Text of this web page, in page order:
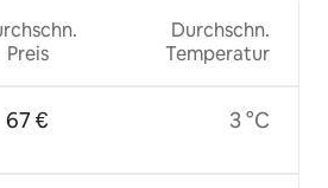
Preis
67 €
Durchschn.
Temperatur
3 °C